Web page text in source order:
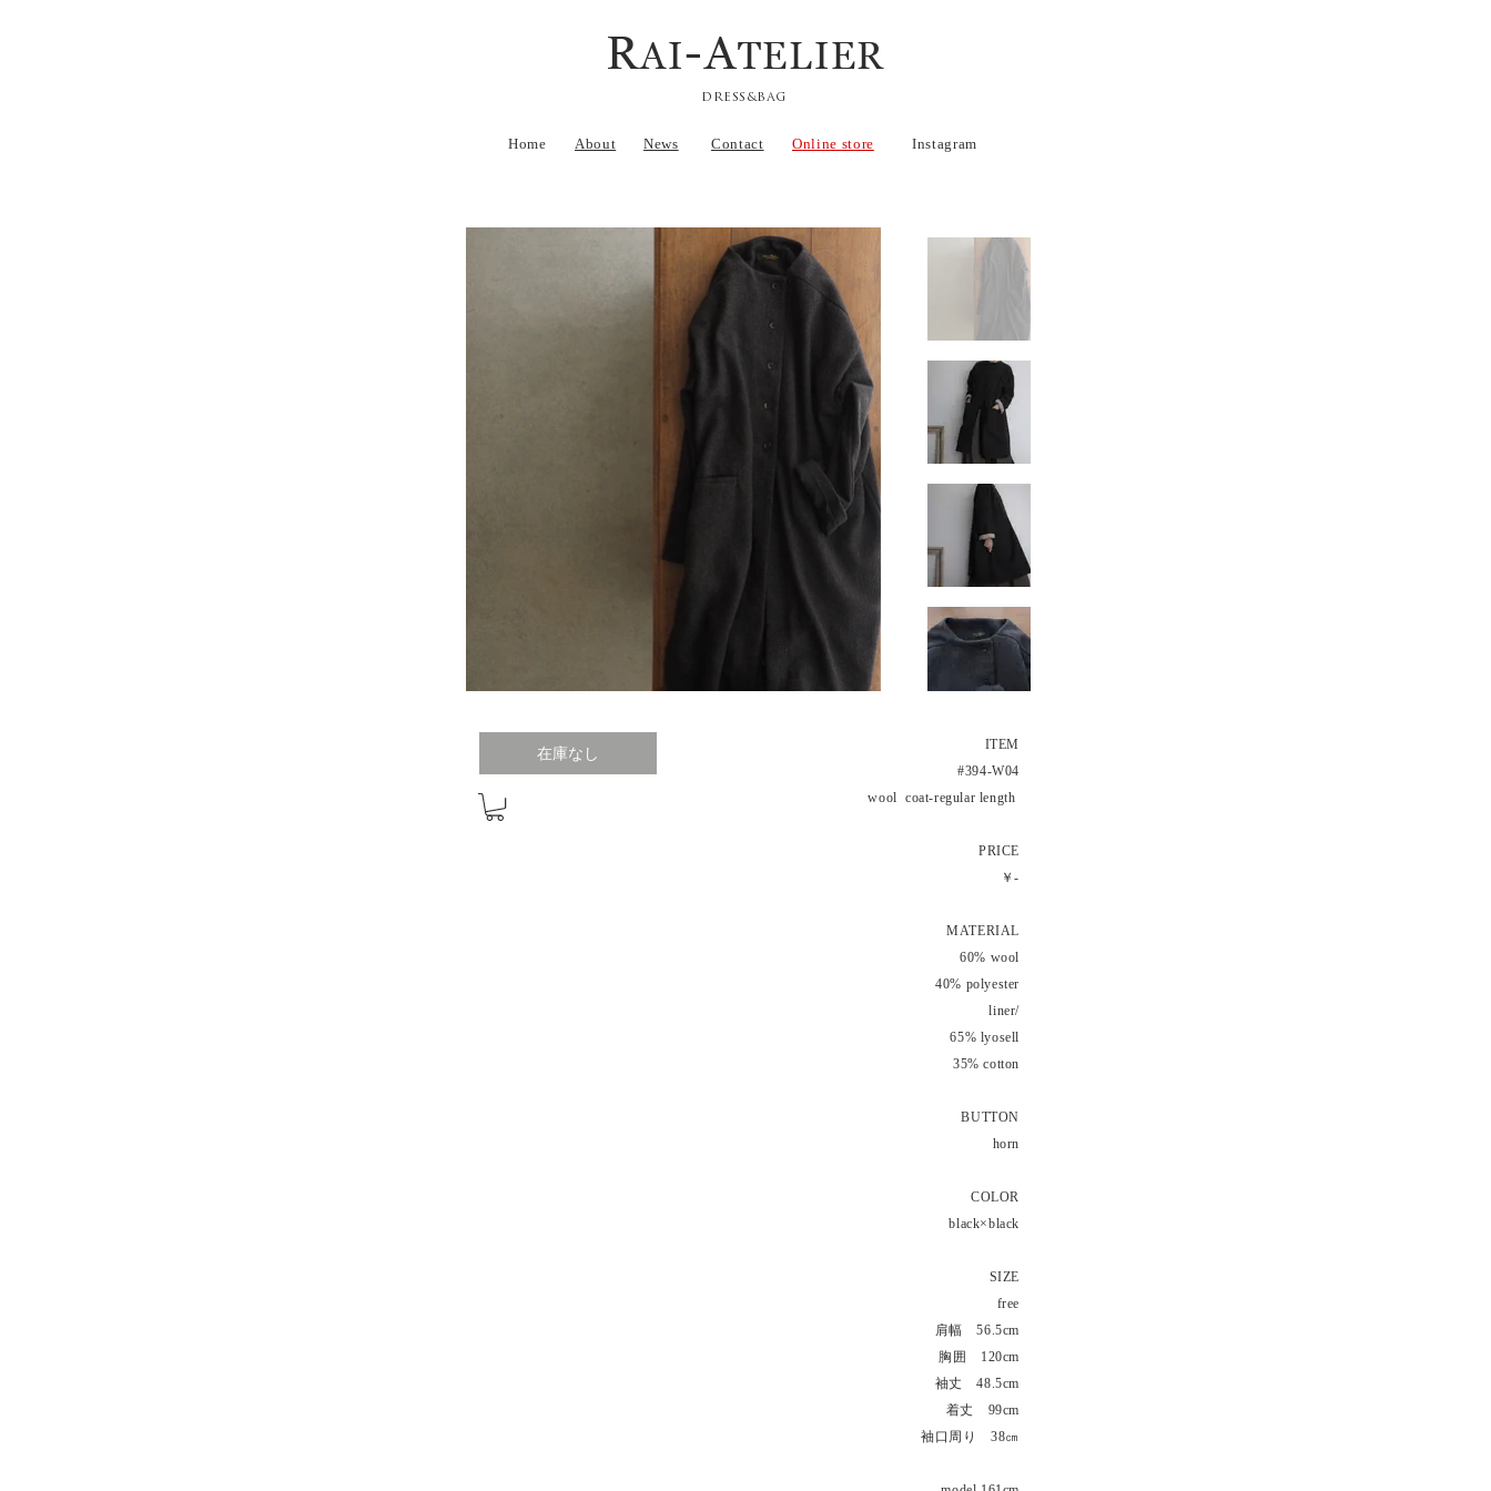
RAI-ATELIER
DRESS&BAG
Home About News Contact Online store Instagram
ITEM
#394-W04
wool coat-regular length
PRICE
￥-
MATERIAL
60% wool
40% polyester
liner/
65% lyosell
35% cotton
BUTTON
horn
COLOR
black×black
SIZE
free
肩幅 56.5cm
胸囲 120cm
袖丈 48.5cm
着丈 99cm
​袖口周り 38㎝
在庫なし